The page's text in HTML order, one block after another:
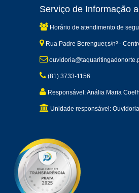
Serviço de Informação
Horário de atendimento de
Rua Padre Berenguer,s/nº -
(81) 3733-1156
Responsável: Anália Maria
Unidade responsável: Ouvidoria